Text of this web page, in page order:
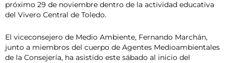
próximo 29 de noviembre dentro de la actividad educativa
del Vivero Central de Toledo.
El viceconsejero de Medio Ambiente, Fernando Marchán,
junto a miembros del cuerpo de Agentes Medioambientales
de la Consejería, ha asistido este sábado al inicio del